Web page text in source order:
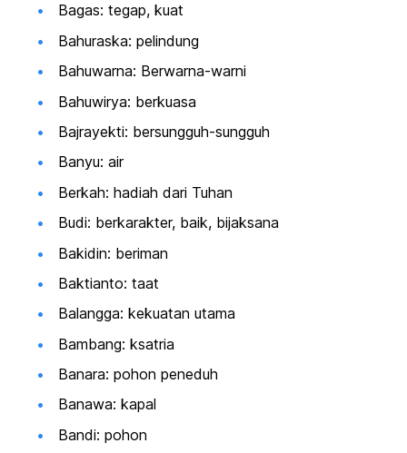
Bagas: tegap, kuat
Bahuraska: pelindung
Bahuwarna: Berwarna-warni
Bahuwirya: berkuasa
Bajrayekti: bersungguh-sungguh
Banyu: air
Berkah: hadiah dari Tuhan
Budi: berkarakter, baik, bijaksana
Bakidin: beriman
Baktianto: taat
Balangga: kekuatan utama
Bambang: ksatria
Banara: pohon peneduh
Banawa: kapal
Bandi: pohon